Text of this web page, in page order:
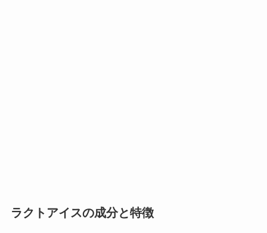
ラクトアイスの成分と特徴